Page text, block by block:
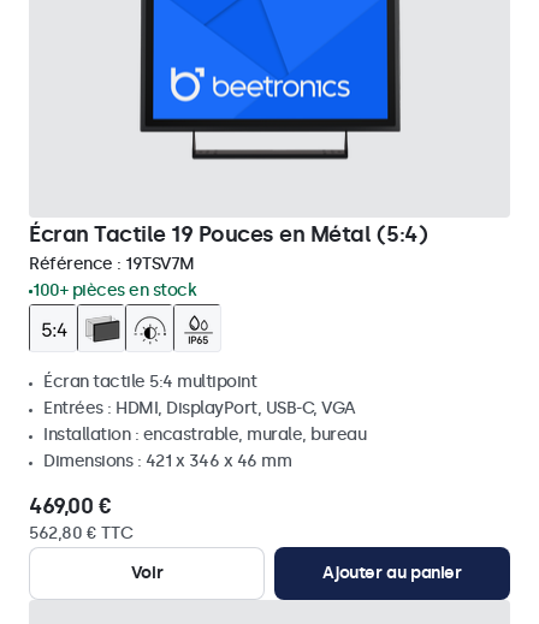
Écran Tactile 19 Pouces en Métal (5:4)
Référence : 19TSV7M
100+ pièces en stock
Écran tactile 5:4 multipoint
Entrées : HDMI, DisplayPort, USB-C, VGA
Installation : encastrable, murale, bureau
Dimensions : 421 x 346 x 46 mm
469,00 €
562,80 € TTC
Voir
Ajouter au panier